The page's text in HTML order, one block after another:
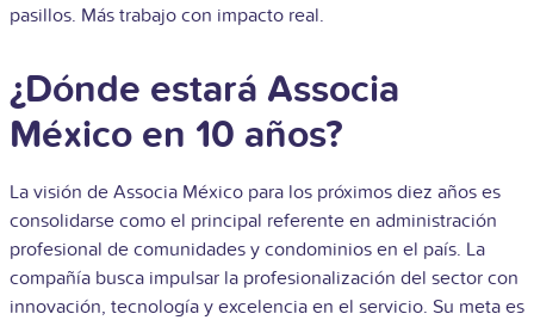
pasillos. Más trabajo con impacto real.
¿Dónde estará Associa
México en 10 años?
La visión de Associa México para los próximos diez años es
consolidarse como el principal referente en administración
profesional de comunidades y condominios en el país. La
compañía busca impulsar la profesionalización del sector con
innovación, tecnología y excelencia en el servicio. Su meta es